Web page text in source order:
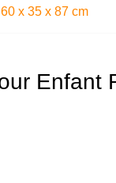
x 35 x 87 cm
Enfant